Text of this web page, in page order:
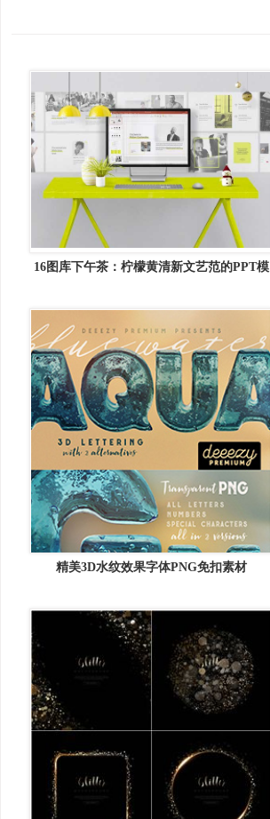
16图库下午茶：柠檬黄清新文艺范的PPT模
精美3D水纹效果字体PNG免扣素材